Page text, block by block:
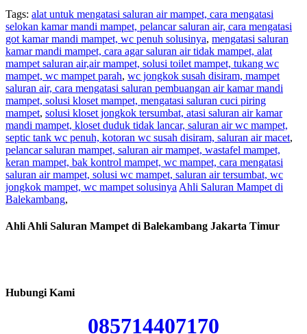
Tags: alat untuk mengatasi saluran air mampet, cara mengatasi
selokan kamar mandi mampet, pelancar saluran air, cara mengatasi
got kamar mandi mampet, wc penuh solusinya, mengatasi saluran
kamar mandi mampet, cara agar saluran air tidak mampet, alat
mampet saluran air,air mampet, solusi toilet mampet, tukang wc
mampet, wc mampet parah, wc jongkok susah disiram, mampet
saluran air, cara mengatasi saluran pembuangan air kamar mandi
mampet, solusi kloset mampet, mengatasi saluran cuci piring
mampet, solusi kloset jongkok tersumbat, atasi saluran air kamar
mandi mampet, kloset duduk tidak lancar, saluran air wc mampet,
septic tank wc penuh, kotoran wc susah disiram, saluran air macet,
pelancar saluran mampet, saluran air mampet, wastafel mampet,
keran mampet, bak kontrol mampet, wc mampet, cara mengatasi
saluran air mampet, solusi wc mampet, saluran air tersumbat, wc
jongkok mampet, wc mampet solusinya Ahli Saluran Mampet di
Balekambang,
Ahli Ahli Saluran Mampet di Balekambang Jakarta Timur
Hubungi Kami
085714407170